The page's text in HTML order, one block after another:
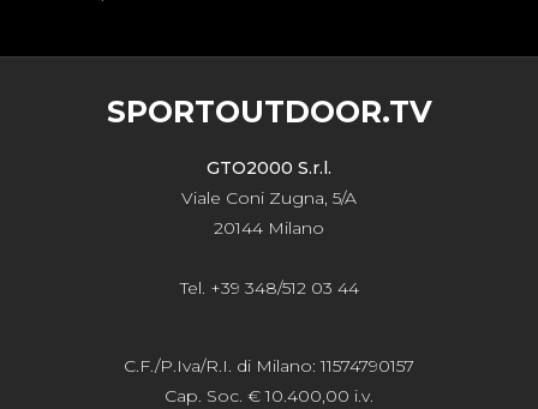
SPORTOUTDOOR.TV
GTO2000 S.r.l.
Viale Coni Zugna, 5/A
20144 Milano
Tel. +39 348/512 03 44
C.F./P.Iva/R.I. di Milano: 11574790157
Cap. Soc. € 10.400,00 i.v.